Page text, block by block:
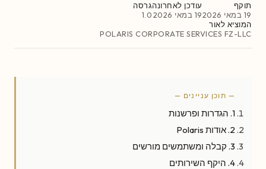
תוקף
19 במאי 2026
עודכן לאחרונה
19 במאי 2026
גרסה
1.0
המוציא לאור
POLARIS CORPORATE SERVICES FZ-LLC
— תוכן עניינים —
1. הגדרות ופרשנות
2. אודות Polaris
3. קבלה ומשתמשים מורשים
4. היקף השירותים